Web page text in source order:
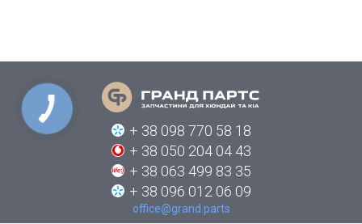
+ 38 098 770 58 18
+ 38 050 204 04 43
+ 38 063 499 83 35
+ 38 096 012 06 09
office@grand.parts